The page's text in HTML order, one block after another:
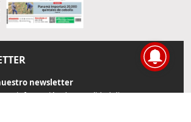
newsletter
información de actualidad directamente en